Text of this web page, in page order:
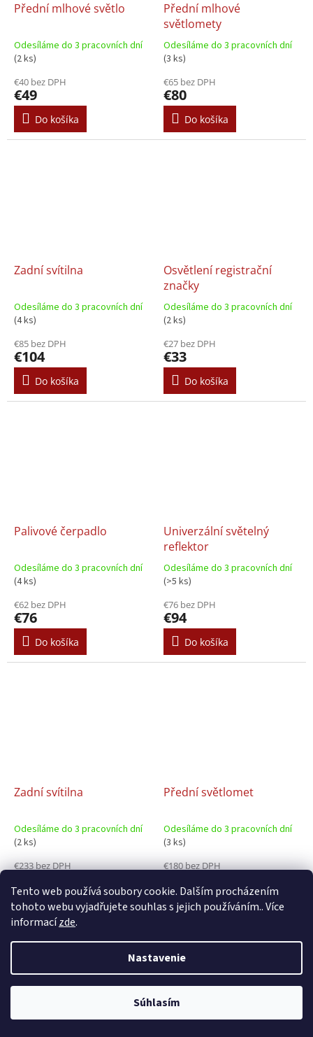
Tento web používá soubory cookie. Dalším procházením
tohoto webu vyjadřujete souhlas s jejich používáním.. Více
informacízde.
Nastavenie
Súhlasím
Přední mlhové světlo
Odesíláme do 3 pracovních dní
(2 ks)
€40 bez DPH
€49
Do košíka
Přední mlhové
světlomety
Odesíláme do 3 pracovních dní
(3 ks)
€65 bez DPH
€80
Do košíka
Zadní svítilna
Odesíláme do 3 pracovních dní
(4 ks)
€85 bez DPH
€104
Do košíka
Osvětlení registrační
značky
Odesíláme do 3 pracovních dní
(2 ks)
€27 bez DPH
€33
Do košíka
Palivové čerpadlo
Odesíláme do 3 pracovních dní
(4 ks)
€62 bez DPH
€76
Do košíka
Univerzální světelný
reflektor
Odesíláme do 3 pracovních dní
(>5 ks)
€76 bez DPH
€94
Do košíka
Zadní svítilna
Odesíláme do 3 pracovních dní
(2 ks)
€233 bez DPH
Do košíka
Přední světlomet
Odesíláme do 3 pracovních dní
(3 ks)
€180 bez DPH
Do košíka